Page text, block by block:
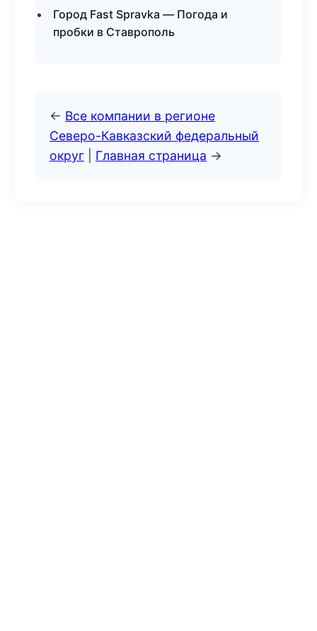
Город Fast Spravka — Погода и
пробки в Ставрополь
← Все компании в регионе
Северо-Кавказский федеральный
округ
Главная страница →